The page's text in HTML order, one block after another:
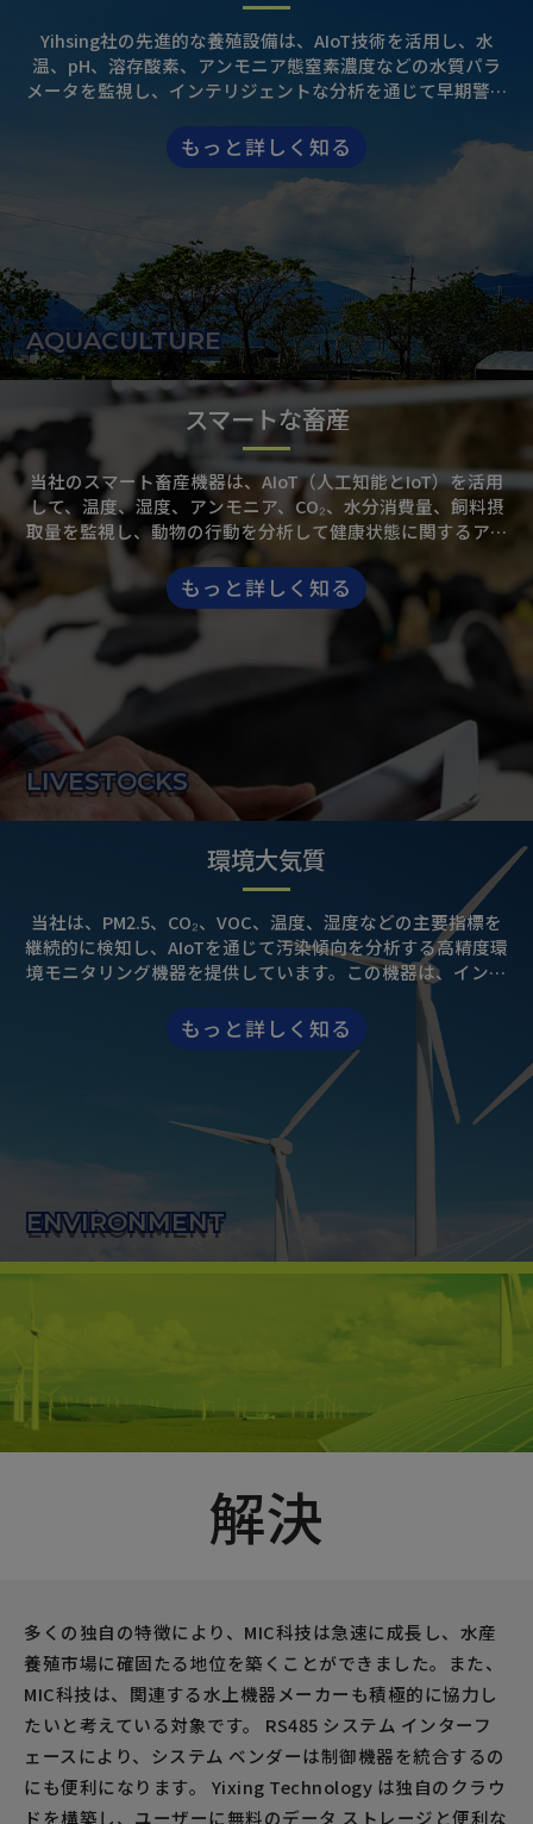
AQUACULTURE
Yihsing社の先進的な養殖設備は、AIoT技術を活用し、水
温、pH、溶存酸素、アンモニア態窒素濃度などの水質パラ
メータを監視し、インテリジェントな分析を通じて早期警告
は、魚やエビの成長状況に基づいて給餌戦略を最適化する自
動給餌システムが組み込まれており、飼料利用率の向上とコ
スト削減を実現します。遠隔監視機能により養殖管理がより
便利になり、リスクを効果的に低減し、持続可能で効率的な
養殖モデルを実現します。
もっと詳しく知る
LIVESTOCKS
スマートな畜産
当社のスマート畜産機器は、AIoT（人工知能とIoT）を活用
して、温度、湿度、アンモニア、CO₂、水分消費量、飼料摂
取量を監視し、動物の行動を分析して健康状態に関するアラ
ートや環境制御を提供します。この機器は、換気、冷却、給
餌戦略を自動的に調整し、畜産生産効率の向上と農業リスク
の低減を実現します。遠隔監視とインテリジェントな管理シ
ステムは、人的負担を軽減し、動物福祉と持続可能な開発に
合致し、畜産業界のインテリジェントで効率的な運営への移
行を支援します。
もっと詳しく知る
ENVIRONMENT
環境大気質
当社は、PM2.5、CO₂、VOC、温度、湿度などの主要指標を
継続的に検知し、AIoTを通じて汚染傾向を分析する高精度環
境モニタリング機器を提供しています。この機器は、インテ
リジェントなろ過・換気システムと連携することで、空気質
を自動的に改善することができ、農業、工業、都市環境など
幅広い用途に適しています。当社のソリューションは、環境
管理効率の向上だけでなく、企業のESGおよびSDGsの持続
可能性目標達成にも貢献します。
もっと詳しく知る
解決
多くの独自の特徴により、MIC科技は急速に成長し、水産
養殖市場に確固たる地位を築くことができました。また、
MIC科技は、関連する水上機器メーカーも積極的に協力し
たいと考えている対象です。 RS485 システム インターフ
ェースにより、システム ベンダーは制御機器を統合するの
にも便利になります。 Yixing Technology は独自のクラウ
ドを構築し、ユーザーに無料のデータ ストレージと便利な